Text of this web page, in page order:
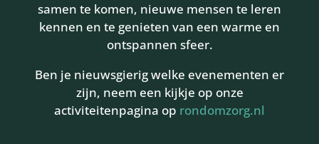
samen te komen, nieuwe mensen te leren
kennen en te genieten van een warme en
ontspannen sfeer.
Ben je nieuwsgierig welke evenementen er
zijn, neem een kijkje op onze
activiteitenpagina op rondomzorg.nl